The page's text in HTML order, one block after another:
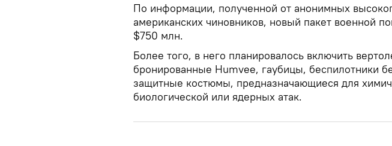
По информации, полученной от анонимных
американских чиновников, новый пакет военной
$750 млн.
Более того, в него планировалось включить
бронированные Humvee, гаубицы, беспилотники
защитные костюмы, предназначающиеся для
биологической или ядерных атак.